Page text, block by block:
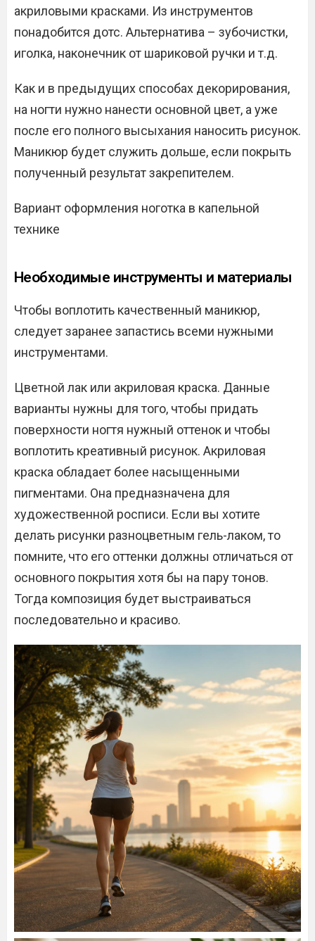
акриловыми красками. Из инструментов
понадобится дотс. Альтернатива – зубочистки,
иголка, наконечник от шариковой ручки и т.д.
Как и в предыдущих способах декорирования,
на ногти нужно нанести основной цвет, а уже
после его полного высыхания наносить рисунок.
Маникюр будет служить дольше, если покрыть
полученный результат закрепителем.
Вариант оформления ноготка в капельной
технике
Необходимые инструменты и материалы
Чтобы воплотить качественный маникюр,
следует заранее запастись всеми нужными
инструментами.
Цветной лак или акриловая краска. Данные
варианты нужны для того, чтобы придать
поверхности ногтя нужный оттенок и чтобы
воплотить креативный рисунок. Акриловая
краска обладает более насыщенными
пигментами. Она предназначена для
художественной росписи. Если вы хотите
делать рисунки разноцветным гель-лаком, то
помните, что его оттенки должны отличаться от
основного покрытия хотя бы на пару тонов.
Тогда композиция будет выстраиваться
последовательно и красиво.